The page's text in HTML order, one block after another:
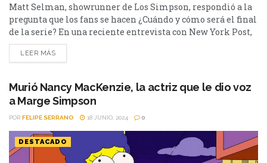
Matt Selman, showrunner de Los Simpson, respondió a la
pregunta que los fans se hacen ¿Cuándo y cómo será el final
de la serie? En una reciente entrevista con New York Post,
Matt Selman, productor ejecutivo y showrunner de la serie,
habló sobre su visión para el cierre definitivo de la familia
LEER MÁS
Murió Nancy MacKenzie, la actriz que le dio voz
a Marge Simpson
POR FELIPE SERRANO 18 JUNIO, 2024 0
DESTACADO